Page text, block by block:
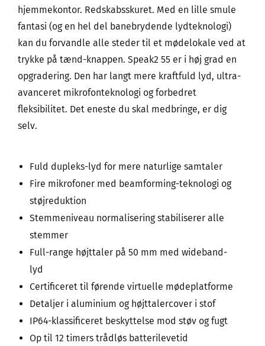
hjemmekontor. Redskabsskuret. Med en lille smule
fantasi (og en hel del banebrydende lydteknologi)
kan du forvandle alle steder til et mødelokale ved at
trykke på tænd-knappen. Speak2 55 er i høj grad en
opgradering. Den har langt mere kraftfuld lyd, ultra-
avanceret mikrofonteknologi og forbedret
fleksibilitet. Det eneste du skal medbringe, er dig
selv.
Fuld dupleks-lyd for mere naturlige samtaler
Fire mikrofoner med beamforming-teknologi og
støjreduktion
Stemmeniveau normalisering stabiliserer alle
stemmer
Full-range højttaler på 50 mm med wideband-
lyd
Certificeret til førende virtuelle mødeplatforme
Detaljer i aluminium og højttalercover i stof
IP64-klassificeret beskyttelse mod støv og fugt
Op til 12 timers trådløs batterilevetid